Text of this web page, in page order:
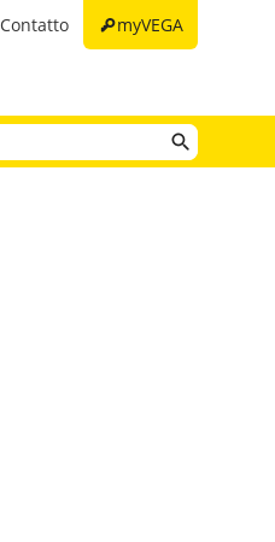
keymyVEGA
Contatto